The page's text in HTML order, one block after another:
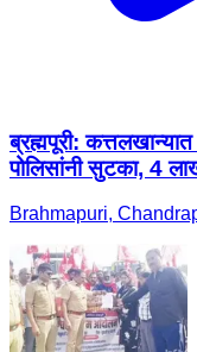
ब्रह्मपूरी: कत्तलखान्यात
पोलिसांनी सुटका, 4
Brahmapuri,